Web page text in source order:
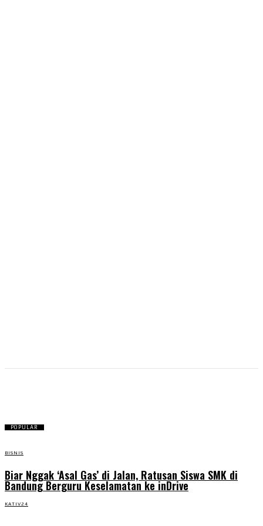
POPULAR
BISNIS
Biar Nggak ‘Asal Gas’ di Jalan, Ratusan Siswa SMK di
Bandung Berguru Keselamatan ke inDrive
KATIV24